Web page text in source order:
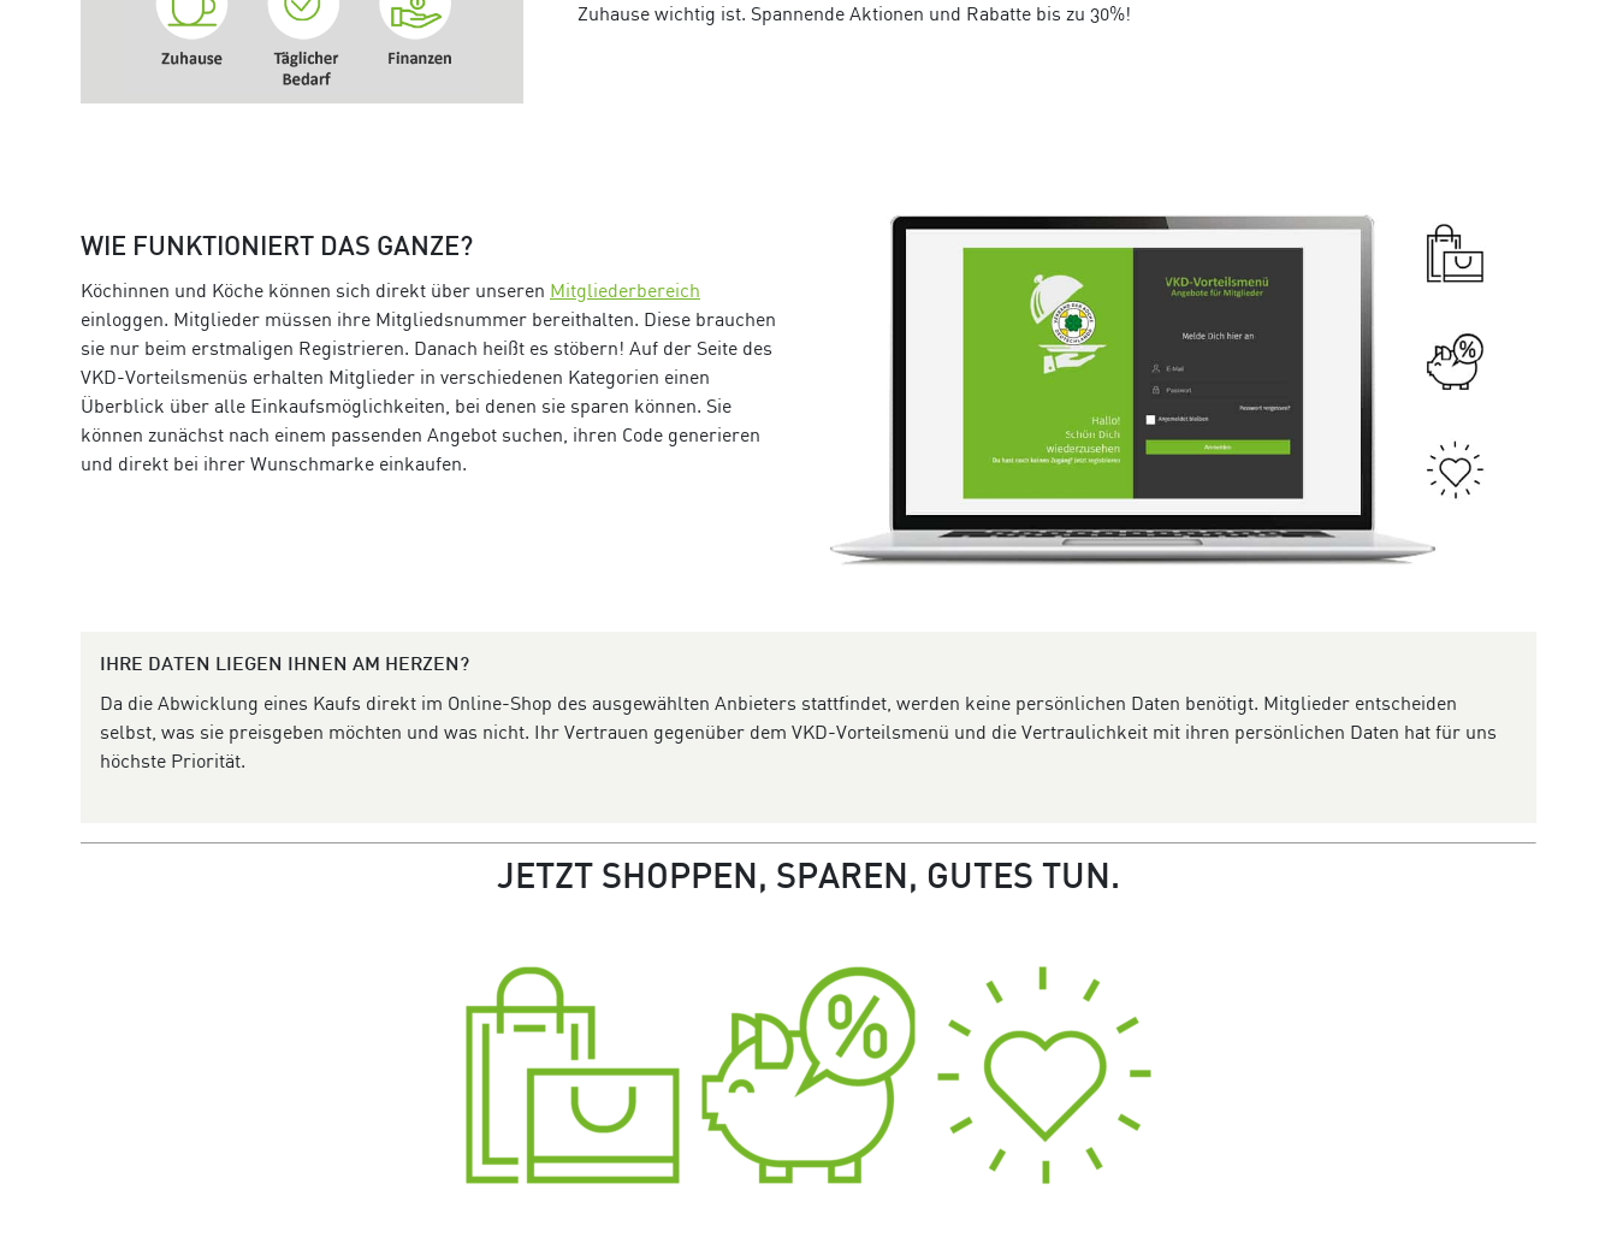
Zuhause wichtig ist. Spannende Aktionen und Rabatte bis zu 30%!
WIE FUNKTIONIERT DAS GANZE?
Köchinnen und Köche können sich direkt über unseren Mitgliederbereich
einloggen. Mitglieder müssen ihre Mitgliedsnummer bereithalten. Diese brauchen
sie nur beim erstmaligen Registrieren. Danach heißt es stöbern! Auf der Seite des
VKD-Vorteilsmenüs erhalten Mitglieder in verschiedenen Kategorien einen
Überblick über alle Einkaufsmöglichkeiten, bei denen sie sparen können. Sie
können zunächst nach einem passenden Angebot suchen, ihren Code generieren
und direkt bei ihrer Wunschmarke einkaufen.
IHRE DATEN LIEGEN IHNEN AM HERZEN?
Da die Abwicklung eines Kaufs direkt im Online-Shop des ausgewählten Anbieters stattfindet, werden keine persönlichen Daten benötigt. Mitglieder entscheiden
selbst, was sie preisgeben möchten und was nicht. Ihr Vertrauen gegenüber dem VKD-Vorteilsmenü und die Vertraulichkeit mit ihren persönlichen Daten hat für uns
höchste Priorität.
JETZT SHOPPEN, SPAREN, GUTES TUN.